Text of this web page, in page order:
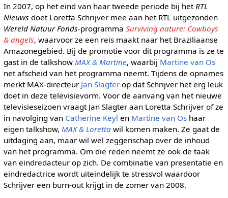
In 2007, op het eind van haar tweede periode bij het RTL
Nieuws doet Loretta Schrijver mee aan het RTL uitgezonden
Wereld Natuur Fonds-programma Surviving nature: Cowboys
& angels, waarvoor ze een reis maakt naar het Braziliaanse
Amazonegebied. Bij de promotie voor dit programma is ze te
gast in de talkshow MAX & Martine, waarbij Martine van Os
net afscheid van het programma neemt. Tijdens de opnames
merkt MAX-directeur Jan Slagterop dat Schrijver het erg leuk
doet in deze televisievorm. Voor de aanvang van het nieuwe
televisieseizoen vraagt Jan Slagter aan Loretta Schrijver of ze
in navolging van Catherine Keyl en Martine van Oshaar
eigen talkshow, MAX & Lorettawil komen maken. Ze gaat de
uitdaging aan, maar wil wel zeggenschap over de inhoud
van het programma. Om die reden neemt ze ook de taak
van eindredacteur op zich. De combinatie van presentatie en
eindredactrice wordt uiteindelijk te stressvol waardoor
Schrijver een burn-out krijgt in de zomer van 2008.